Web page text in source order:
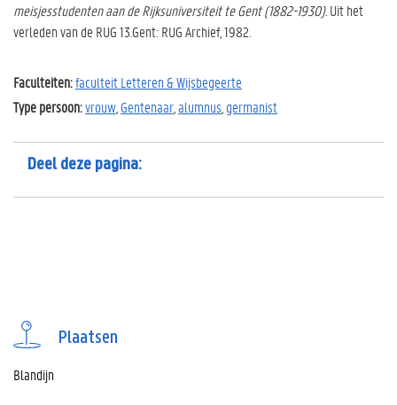
meisjesstudenten aan de Rijksuniversiteit te Gent (1882-1930). Uit het
verleden van de RUG 13.Gent: RUG Archief, 1982.
Faculteiten:faculteit Letteren & Wijsbegeerte
Type persoon:vrouw Gentenaar alumnus germanist
Deel deze pagina:
Plaatsen
Blandijn